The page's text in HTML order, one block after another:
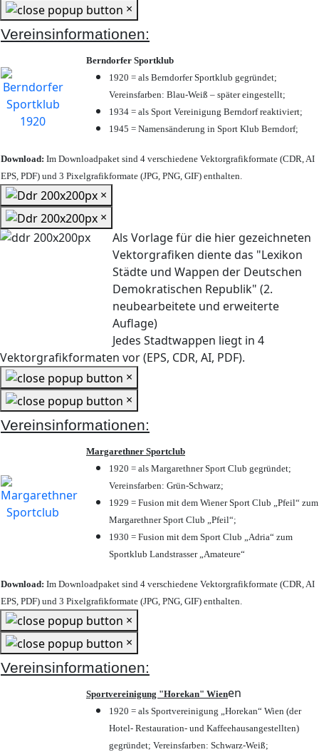
×
Vereinsinformationen:
Berndorfer Sportklub
1920 = als Berndorfer Sportklub gegründet;
Vereinsfarben: Blau-Weiß – später eingestellt;
1934 = als Sport Vereinigung Berndorf reaktiviert;
1945 = Namensänderung in Sport Klub Berndorf;
Download: Im Downloadpaket sind 4 verschiedene Vektorgrafikformate (CDR, AI
EPS, PDF) und 3 Pixelgrafikformate (JPG, PNG, GIF) enthalten.
×
×
Als Vorlage für die hier gezeichneten
Vektorgrafiken diente das "Lexikon
Städte und Wappen der Deutschen
Demokratischen Republik" (2.
neubearbeitete und erweiterte
Auflage)
Jedes Stadtwappen liegt in 4
Vektorgrafikformaten vor (EPS, CDR, AI, PDF).
×
×
Vereinsinformationen:
Margarethner Sportclub
1920 = als Margarethner Sport Club gegründet;
Vereinsfarben: Grün-Schwarz;
1929 = Fusion mit dem Wiener Sport Club „Pfeil“ zum
Margarethner Sport Club „Pfeil“;
1930 = Fusion mit dem Sport Club „Adria“ zum
Sportklub Landstrasser „Amateure“
Download: Im Downloadpaket sind 4 verschiedene Vektorgrafikformate (CDR, AI
EPS, PDF) und 3 Pixelgrafikformate (JPG, PNG, GIF) enthalten.
×
×
Vereinsinformationen:
Sportvereinigung "Horekan" Wienen
1920 = als Sportvereinigung „Horekan“ Wien (der
Hotel- Restauration- und Kaffeehausangestellten)
gegründet; Vereinsfarben: Schwarz-Weiß;